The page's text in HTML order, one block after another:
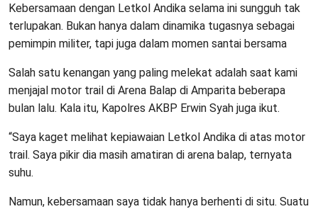
Kebersamaan dengan Letkol Andika selama ini sungguh tak
terlupakan. Bukan hanya dalam dinamika tugasnya sebagai
pemimpin militer, tapi juga dalam momen santai bersama
Salah satu kenangan yang paling melekat adalah saat kami
menjajal motor trail di Arena Balap di Amparita beberapa
bulan lalu. Kala itu, Kapolres AKBP Erwin Syah juga ikut.
“Saya kaget melihat kepiawaian Letkol Andika di atas motor
trail. Saya pikir dia masih amatiran di arena balap, ternyata
suhu.
Namun, kebersamaan saya tidak hanya berhenti di situ. Suatu